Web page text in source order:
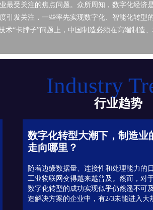
最受关注的焦点问题。众所周知，数字化经
引发关注，一些率先实现数字化、智能化转
术“卡脖子”问题上，中国制造必须在高端制造
Industry
行业趋势
数字化转型大潮下，制造业
走向哪里？
随着边缘数据量、连接性和处理能力的
工业物联网变得越来越普及。然而，对
数字化转型的成功实现似乎仍然遥不可
造解决方案的企业中，有2/3未能进入大